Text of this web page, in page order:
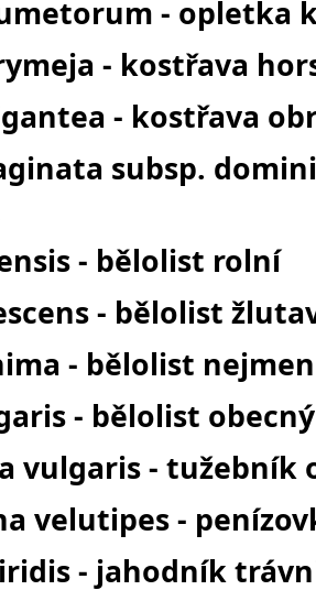
- opletka
- kostřava
- kostřava
subsp.
- bělolist rolní
- bělolist
- bělolist
- bělolist obecný
vulgaris - tužebník
velutipes -
- jahodník